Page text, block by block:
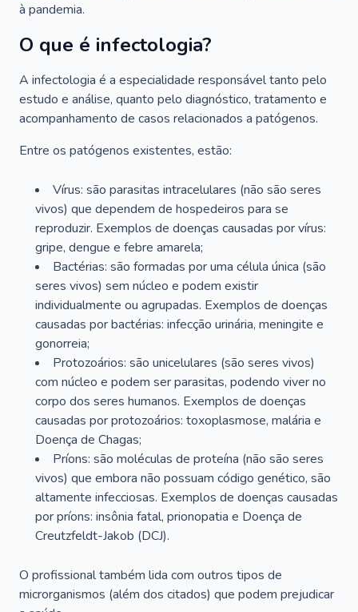
à pandemia.
O que é infectologia?
A infectologia é a especialidade responsável tanto pelo
estudo e análise, quanto pelo diagnóstico, tratamento e
acompanhamento de casos relacionados a patógenos.
Entre os patógenos existentes, estão:
Vírus: são parasitas intracelulares (não são seres
vivos) que dependem de hospedeiros para se
reproduzir. Exemplos de doenças causadas por vírus:
gripe, dengue e febre amarela;
Bactérias: são formadas por uma célula única (são
seres vivos) sem núcleo e podem existir
individualmente ou agrupadas. Exemplos de doenças
causadas por bactérias: infecção urinária, meningite e
gonorreia;
Protozoários: são unicelulares (são seres vivos)
com núcleo e podem ser parasitas, podendo viver no
corpo dos seres humanos. Exemplos de doenças
causadas por protozoários: toxoplasmose, malária e
Doença de Chagas;
Príons: são moléculas de proteína (não são seres
vivos) que embora não possuam código genético, são
altamente infecciosas. Exemplos de doenças causadas
por príons: insônia fatal, prionopatia e Doença de
Creutzfeldt-Jakob (DCJ).
O profissional também lida com outros tipos de
microrganismos (além dos citados) que podem prejudicar